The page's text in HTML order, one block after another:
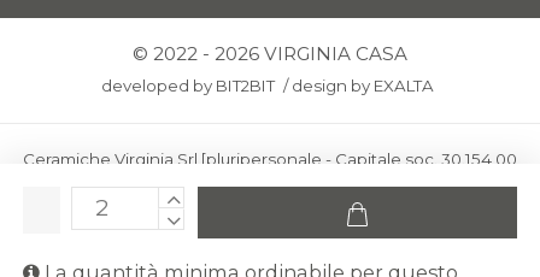
La quantità minima ordinabile per questo
© 2022 - 2026 VIRGINIA CASA
developed by BIT2BIT /design by EXALTA
Ceramiche Virginia Srl [pluripersonale - Capitale soc. 30.154,00
euro i.v.] - Via Virginio 378 – 50025 Montespertoli, loc. Anselmo